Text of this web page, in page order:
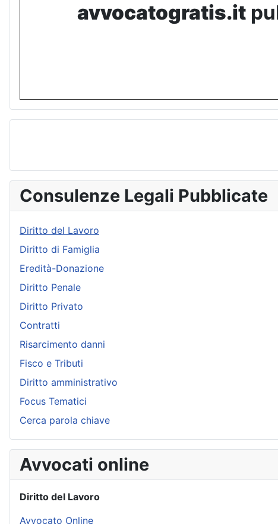
avvocatogratis.it
Consulenze Legali Pubblicate
Diritto del Lavoro
Diritto di Famiglia
Eredità-Donazione
Diritto Penale
Diritto Privato
Contratti
Risarcimento danni
Fisco e Tributi
Diritto amministrativo
Focus Tematici
Cerca parola chiave
Avvocati online
Diritto del Lavoro
Avvocato Online